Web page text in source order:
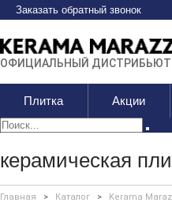
Заказать обратный звонок
ОФИЦИАЛЬНЫЙ
Плитка Акции
керамическая
Главная > Каталог > Kerama